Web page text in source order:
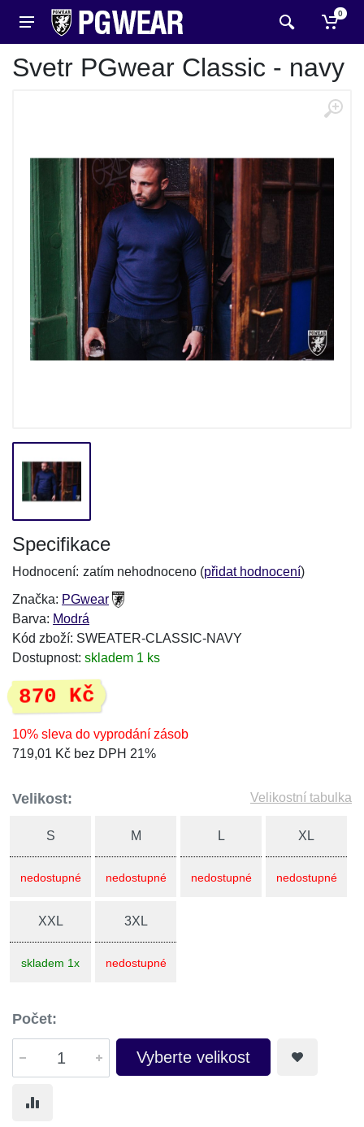
0
Svetr PGwear Classic - navy
Specifikace
Hodnocení: zatím nehodnoceno (přidat hodnocení)
Značka: PGwear
Barva: Modrá
Kód zboží: SWEATER-CLASSIC-NAVY
Dostupnost: skladem 1 ks
870 Kč
10% sleva do vyprodání zásob
719,01 Kč bez DPH 21%
Velikost: Velikostní tabulka
S
nedostupné
M
nedostupné
L
nedostupné
XL
nedostupné
XXL
skladem 1x
3XL
nedostupné
Počet:
Vyberte velikost